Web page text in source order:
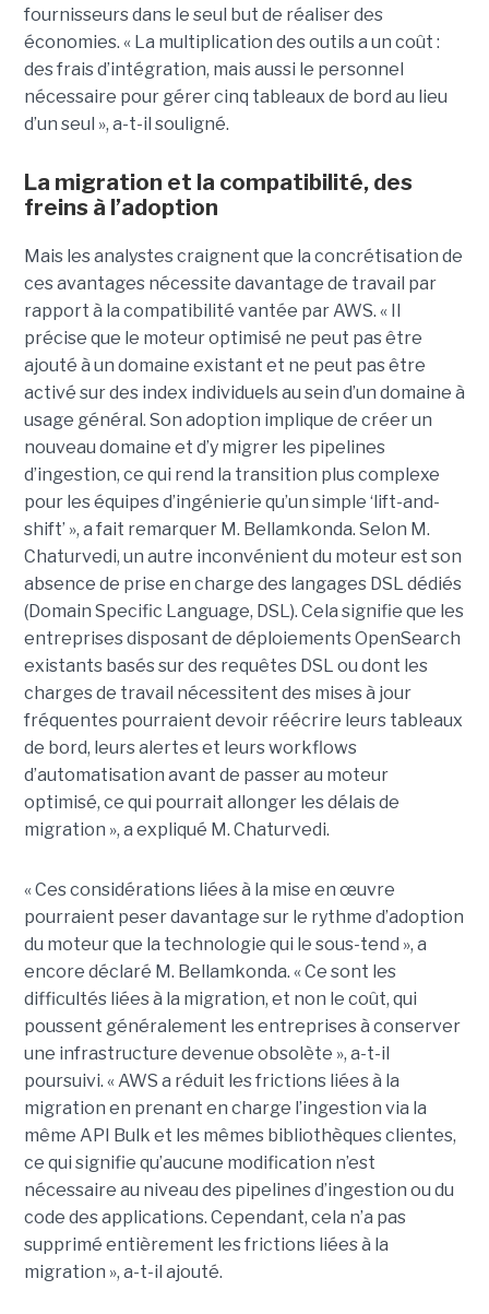
fournisseurs dans le seul but de réaliser des
économies. « La multiplication des outils a un coût :
des frais d’intégration, mais aussi le personnel
nécessaire pour gérer cinq tableaux de bord au lieu
d’un seul », a-t-il souligné.
La migration et la compatibilité, des
freins à l’adoption
Mais les analystes craignent que la concrétisation de
ces avantages nécessite davantage de travail par
rapport à la compatibilité vantée par AWS. « Il
précise que le moteur optimisé ne peut pas être
ajouté à un domaine existant et ne peut pas être
activé sur des index individuels au sein d’un domaine à
usage général. Son adoption implique de créer un
nouveau domaine et d’y migrer les pipelines
d’ingestion, ce qui rend la transition plus complexe
pour les équipes d’ingénierie qu’un simple ‘lift-and-
shift’ », a fait remarquer M. Bellamkonda. Selon M.
Chaturvedi, un autre inconvénient du moteur est son
absence de prise en charge des langages DSL dédiés
(Domain Specific Language, DSL). Cela signifie que les
entreprises disposant de déploiements OpenSearch
existants basés sur des requêtes DSL ou dont les
charges de travail nécessitent des mises à jour
fréquentes pourraient devoir réécrire leurs tableaux
de bord, leurs alertes et leurs workflows
d’automatisation avant de passer au moteur
optimisé, ce qui pourrait allonger les délais de
migration », a expliqué M. Chaturvedi.
« Ces considérations liées à la mise en œuvre
pourraient peser davantage sur le rythme d’adoption
du moteur que la technologie qui le sous-tend », a
encore déclaré M. Bellamkonda. « Ce sont les
difficultés liées à la migration, et non le coût, qui
poussent généralement les entreprises à conserver
une infrastructure devenue obsolète », a-t-il
poursuivi. « AWS a réduit les frictions liées à la
migration en prenant en charge l’ingestion via la
même API Bulk et les mêmes bibliothèques clientes,
ce qui signifie qu’aucune modification n’est
nécessaire au niveau des pipelines d’ingestion ou du
code des applications. Cependant, cela n’a pas
supprimé entièrement les frictions liées à la
migration », a-t-il ajouté.